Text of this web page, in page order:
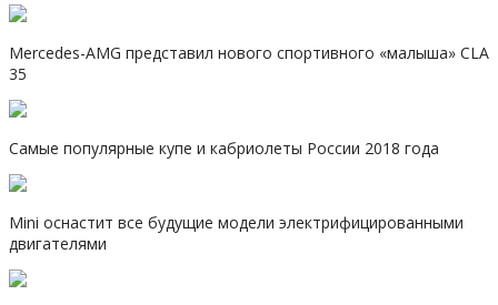
Mercedes-AMG представил нового спортивного «малыша» CLA
35
Самые популярные купе и кабриолеты России 2018 года
Mini оснастит все будущие модели электрифицированными
двигателями